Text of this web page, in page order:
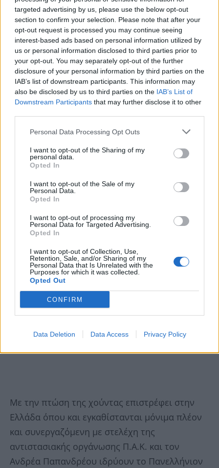
targeted advertising by us, please use the below opt-out
section to confirm your selection. Please note that after your
opt-out request is processed you may continue seeing
interest-based ads based on personal information utilized by
us or personal information disclosed to third parties prior to
your opt-out. You may separately opt-out of the further
disclosure of your personal information by third parties on the
IAB’s list of downstream participants. This information may
also be disclosed by us to third parties on the IAB’s List of
Downstream Participants that may further disclose it to other
Personal Data Processing Opt Outs
I want to opt-out of the Sharing of my
personal data.
Opted In
I want to opt-out of the Sale of my
Personal Data.
Opted In
I want to opt-out of processing my
Personal Data for Targeted Advertising.
Opted In
I want to opt-out of Collection, Use,
Retention, Sale, and/or Sharing of my
Personal Data that Is Unrelated with the
Purposes for which it was collected.
Opted Out
CONFIRM
Data Deletion Data Access Privacy Policy
είχε αποκτήσει, με συνέπεια να της αφαιρεθεί
η ελληνική υπηκοότητα. Έδωσε αρκετές
συναυλίες και διοργάνωσε αρκετά μεγάλο
αριθμό πορειών αντιδικτατορικού χαρακτήρα.
Επεδίωξε και συναντήθηκε με πολιτικούς αλλά
και με πνευματικές προσωπικότητες
παγκοσμίου κύρους, με σκοπό να τους
ευαισθητοποίησει ενάντια στη χούντα. Κατά
της απόπειρες δολοφονίας, μία από τις οποίες
παραλίγο να της στερήσει τη ζωή.
Με την πτώση της χούντας επιστρέφει στην
Ελλάδα όπου και εγκαθίστανται μόνιμα πλέον
και συνεργαζόμενη με στελέχη της
αντιστασιακής οργάνωσης Π.Α.Κ. και τον
Ανδρέα Παπανδρέου ιδρύουν το Πανελλήνιον